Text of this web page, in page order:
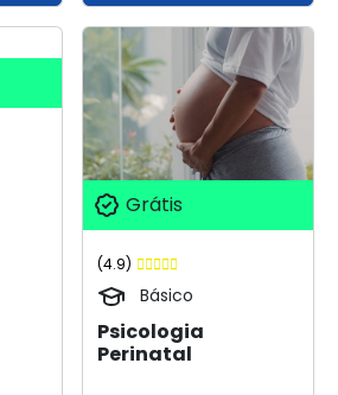
Grátis
(4.9)
Básico
Psicologia
Perinatal